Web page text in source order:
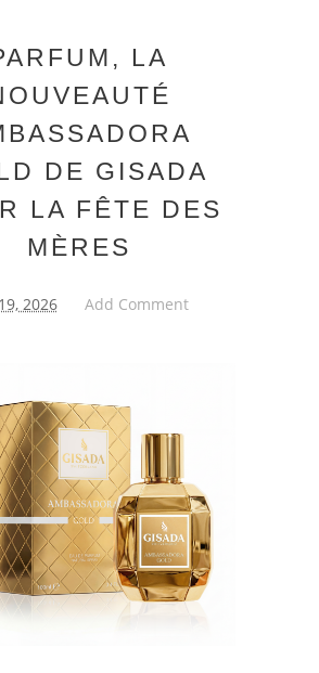
LA
DE GISADA
LA FÊTE DES
MÈRES
2026 Add Comment